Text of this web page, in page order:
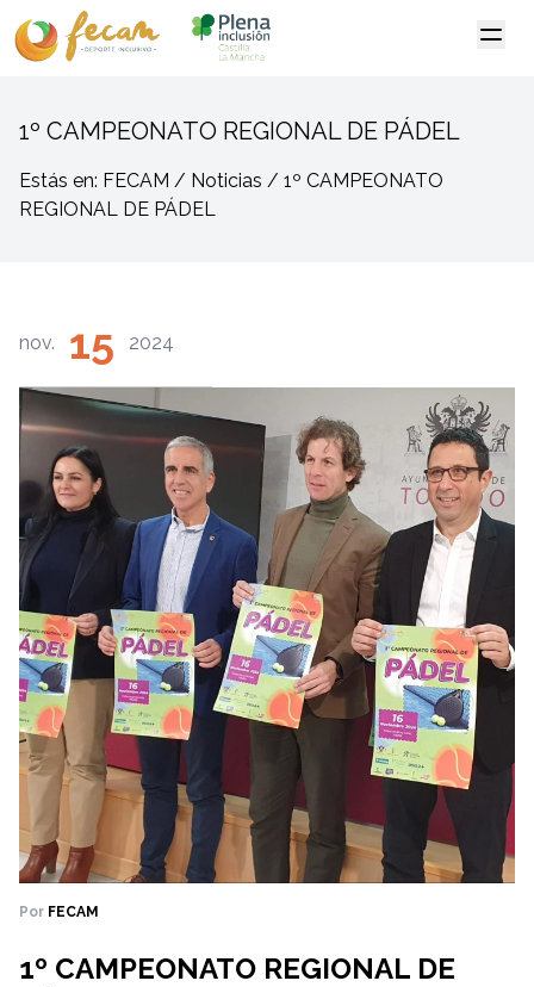
1º CAMPEONATO REGIONAL DE PÁDEL
Estás en: FECAM / Noticias / 1º CAMPEONATO
REGIONAL DE PÁDEL
nov. 15 2024
Por FECAM
1º CAMPEONATO REGIONAL DE